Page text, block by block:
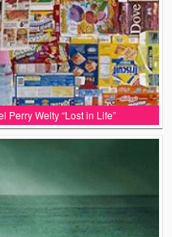
Welty “Lost in Life”